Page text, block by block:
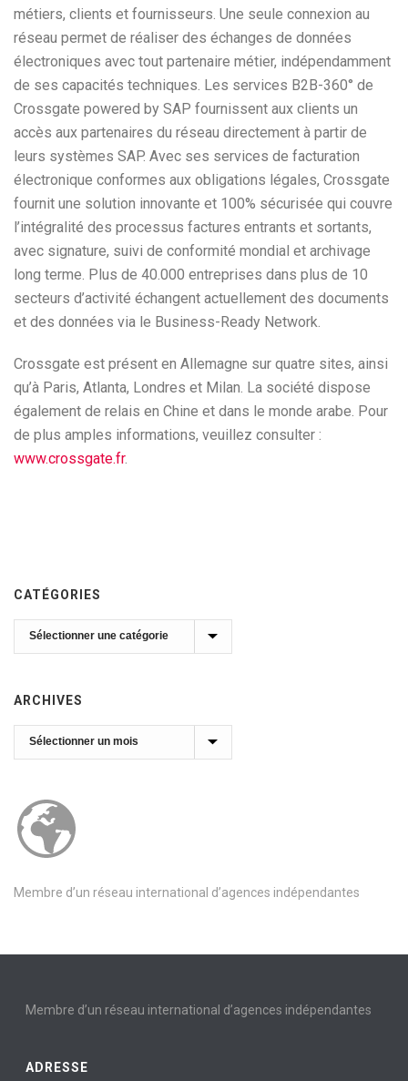
métiers, clients et fournisseurs. Une seule connexion au
réseau permet de réaliser des échanges de données
électroniques avec tout partenaire métier, indépendamment
de ses capacités techniques. Les services B2B-360° de
Crossgate powered by SAP fournissent aux clients un
accès aux partenaires du réseau directement à partir de
leurs systèmes SAP. Avec ses services de facturation
électronique conformes aux obligations légales, Crossgate
fournit une solution innovante et 100% sécurisée qui couvre
l’intégralité des processus factures entrants et sortants,
avec signature, suivi de conformité mondial et archivage
long terme. Plus de 40.000 entreprises dans plus de 10
secteurs d’activité échangent actuellement des documents
et des données via le Business-Ready Network.
Crossgate est présent en Allemagne sur quatre sites, ainsi
qu’à Paris, Atlanta, Londres et Milan. La société dispose
également de relais en Chine et dans le monde arabe. Pour
de plus amples informations, veuillez consulter :
www.crossgate.fr.
CATÉGORIES
Catégories
ARCHIVES
Archives
Membre d’un réseau international d’agences indépendantes
Membre d’un réseau international d’agences indépendantes
ADRESSE